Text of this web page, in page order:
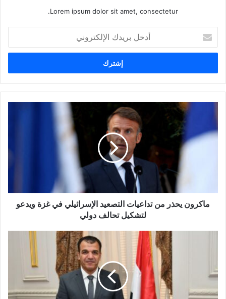
Lorem ipsum dolor sit amet, consectetur.
خ
ب
ر
ا
ل
ر
ماكرون يحذر من تداعيات التصعيد الإسرائيلي في غزة ويدعو
لتشكيل تحالف دولي